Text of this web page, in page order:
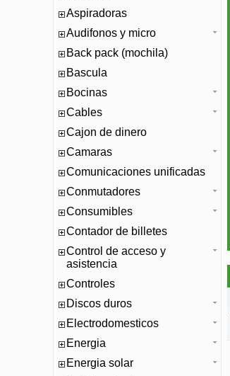
Aspiradoras
Audifonos y micro
Back pack (mochila)
Bascula
Bocinas
Cables
Cajon de dinero
Camaras
Comunicaciones unificadas
Conmutadores
Consumibles
Contador de billetes
Control de acceso y
asistencia
Controles
Discos duros
Electrodomesticos
Energia
Energia solar